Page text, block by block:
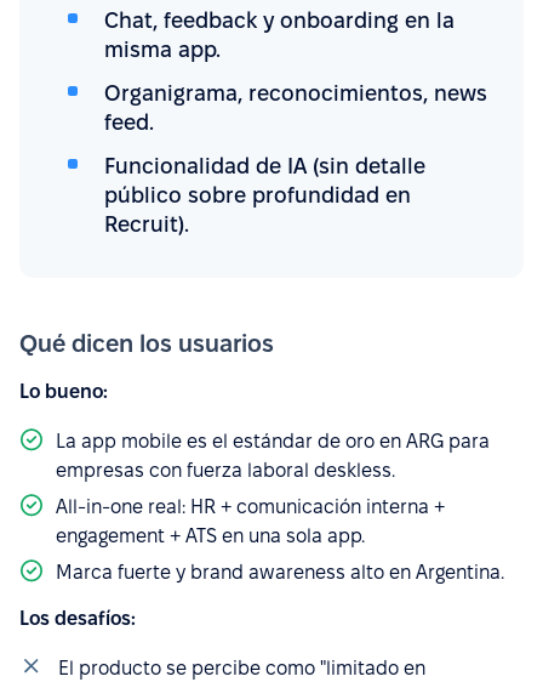
Chat, feedback y onboarding en la
misma app.
Organigrama, reconocimientos, news
feed.
Funcionalidad de IA (sin detalle
público sobre profundidad en
Recruit).
Qué dicen los usuarios
Lo bueno:
La app mobile es el estándar de oro en ARG para
empresas con fuerza laboral deskless.
All-in-one real: HR + comunicación interna +
engagement + ATS en una sola app.
Marca fuerte y brand awareness alto en Argentina.
Los desafíos:
El producto se percibe como "limitado en